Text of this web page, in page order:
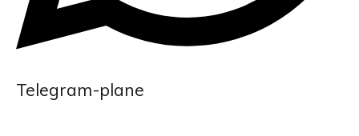
Telegram-plane